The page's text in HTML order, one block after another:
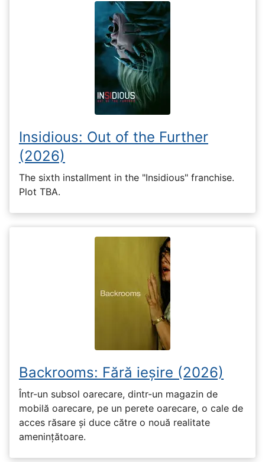
Insidious: Out of the Further
(2026)
The sixth installment in the "Insidious" franchise.
Plot TBA.
Backrooms: Fără ieșire (2026)
Într-un subsol oarecare, dintr-un magazin de
mobilă oarecare, pe un perete oarecare, o cale de
acces răsare și duce către o nouă realitate
amenințătoare.